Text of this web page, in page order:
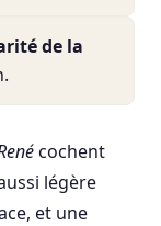
de la
cochent
légère
et une